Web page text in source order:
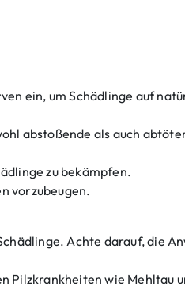
ein, um Schädlinge auf
abstoßende als auch
zu bekämpfen.
vorzubeugen.
Achte darauf, die
Pilzkrankheiten wie Mehltau